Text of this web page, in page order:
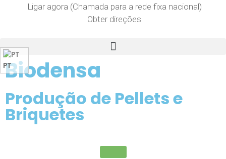
Ligar agora (Chamada para a rede fixa nacional)
Obter direções
PT
Biodensa
Produção de Pellets e
Briquetes